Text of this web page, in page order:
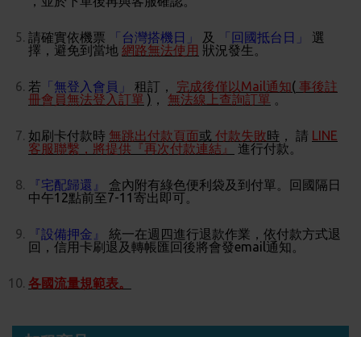
請確實依機票 「台灣搭機日」 及 「回國抵台日」
選
擇，避免到當地 網路無法使用 狀況發生。
若 「無登入會員」 租訂， 完成後僅以Mail通知( 事後註
冊會員無法登入訂單 ) ， 無法線上查詢訂單 。
如刷卡付款時 無跳出付款頁面或 付款失敗時 ， 請 LINE
客服聯繫，將提供『再次付款連結』
進行付款。
『宅配歸還』
盒內附有綠色便利袋及到付單。回國隔日
中午12點前至7-11寄出即可。
『設備押金』
統一在週四進行退款作業，依付款方式退
回，信用卡刷退及轉帳匯回後將會發email通知。
各國流量規範表。